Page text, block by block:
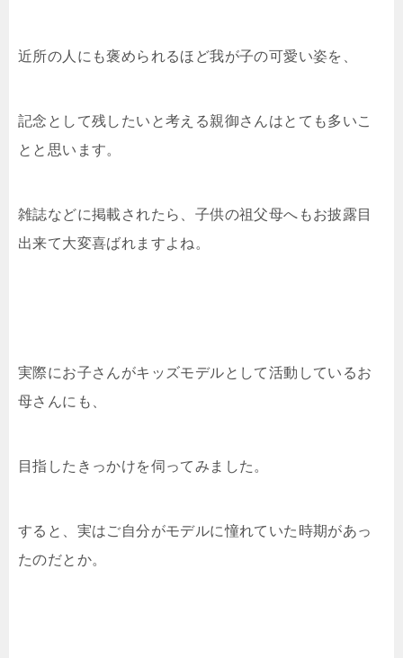
近所の人にも褒められるほど我が子の可愛い姿を、
記念として残したいと考える親御さんはとても多いこ
とと思います。
雑誌などに掲載されたら、子供の祖父母へもお披露目
出来て大変喜ばれますよね。
実際にお子さんがキッズモデルとして活動しているお
母さんにも、
目指したきっかけを伺ってみました。
すると、実はご自分がモデルに憧れていた時期があっ
たのだとか。